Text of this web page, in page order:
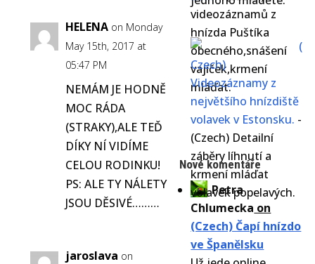
videozáznamů z
hnízda Puštíka
obecného,snášení
vajíček,krmení
mláďat.
(
Czech)
Videozáznamy z
největšího hnízdiště
volavek v Estonsku. -
(Czech) Detailní
záběry líhnutí a
krmení mláďat
volavek popelavých.
Nové komentáře
Petra
Chlumecka on
(Czech) Čapí hnízdo
ve Španělsku
HELENA on Monday
May 15th, 2017 at
05:47 PM
NEMÁM JE HODNĚ
MOC RÁDA
(STRAKY),ALE TEĎ
DÍKY NÍ VIDÍME
CELOU RODINKU!
PS: ALE TY NÁLETY
JSOU DĚSIVÉ………
jaroslava on